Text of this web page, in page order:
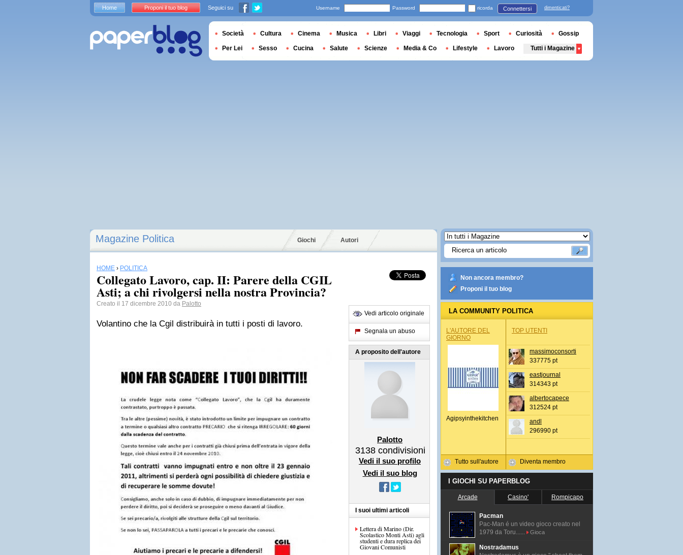
Magazine Politica Giochi Autori
HOME › POLITICA
Collegato Lavoro, cap. II: Parere della CGIL
Asti; a chi rivolgersi nella nostra Provincia?
Creato il 17 dicembre 2010 da Palotto
Volantino che la Cgil distribuirà in tutti i posti di lavoro.
Vedi articolo originale
Segnala un abuso
A proposito dell'autore
Palotto
3138 condivisioni
Vedi il suo profilo
Vedi il suo blog
I suoi ultimi articoli
Lettera di Marino (Dir.
Scolastico Monti Asti) agli
studenti e dura replica dei
Giovani Comunisti
Non ancora membro?
Proponi il tuo blog
LA COMMUNITY POLITICA
L'AUTORE DEL
GIORNO
Agipsyinthekitchen
Tutto sull'autore
TOP UTENTI
massimoconsorti
337775 pt
eastjournal
314343 pt
albertocapece
312524 pt
andl
296990 pt
Diventa membro
I GIOCHI SU PAPERBLOG
Arcade Casino' Rompicapo
Pacman
Pac-Man é un video gioco creato nel
1979 da Toru......
Gioca
Nostradamus
Home Proponi il tuo blog Seguici su Username Password ricorda Connettersi dimenticati?
Società Cultura Cinema Musica Libri Viaggi Tecnologia Sport Curiosità Gossip
Per Lei Sesso Cucina Salute Scienze Media & Co Lifestyle Lavoro Tutti i Magazine